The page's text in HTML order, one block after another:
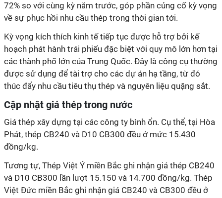
72% so với cùng kỳ năm trước, góp phần củng cố kỳ vọng
về sự phục hồi nhu cầu thép trong thời gian tới.
Kỳ vọng kích thích kinh tế tiếp tục được hỗ trợ bởi kế
hoạch phát hành trái phiếu đặc biệt với quy mô lớn hơn tại
các thành phố lớn của Trung Quốc. Đây là công cụ thường
được sử dụng để tài trợ cho các dự án hạ tầng, từ đó
thúc đẩy nhu cầu tiêu thụ thép và nguyên liệu quặng sắt.
Cập nhật giá thép trong nước
Giá thép xây dựng tại các công ty bình ổn. Cụ thể, tại Hòa
Phát, thép CB240 và D10 CB300 đều ở mức 15.430
đồng/kg.
Tương tự, Thép Việt Ý miền Bắc ghi nhận giá thép CB240
và D10 CB300 lần lượt 15.150 và 14.700 đồng/kg. Thép
Việt Đức miền Bắc ghi nhận giá CB240 và CB300 đều ở